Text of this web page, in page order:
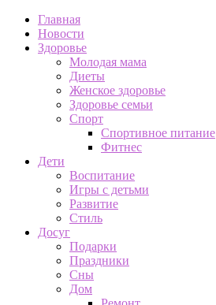
Главная
Новости
Здоровье
Молодая мама
Диеты
Женское здоровье
Здоровье семьи
Спорт
Спортивное питание
Фитнес
Дети
Воспитание
Игры с детьми
Развитие
Стиль
Досуг
Подарки
Праздники
Сны
Дом